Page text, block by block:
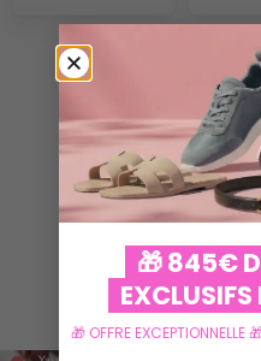
Ils
🎁 845€
🎁 OFFRE EXCEPTIONNELLE